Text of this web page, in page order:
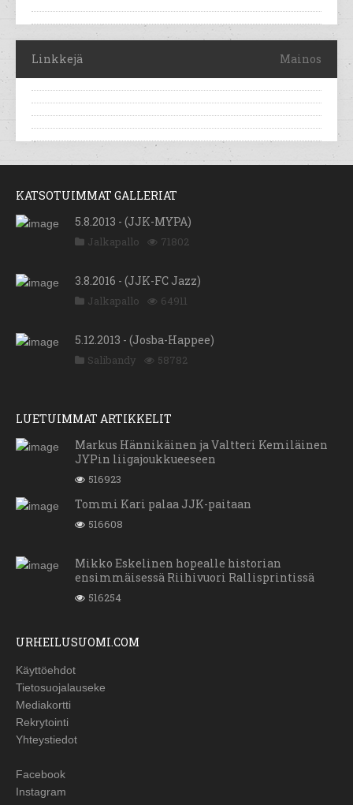
Linkkejä Mainos
KATSOTUIMMAT GALLERIAT
5.8.2013 - (JJK-MYPA)
Jalkapallo 71802
3.8.2016 - (JJK-FC Jazz)
Jalkapallo 64911
5.12.2013 - (Josba-Happee)
Salibandy 58782
LUETUIMMAT ARTIKKELIT
Markus Hännikäinen ja Valtteri Kemiläinen
JYPin liigajoukkueeseen
516923
Tommi Kari palaa JJK-paitaan
516608
Mikko Eskelinen hopealle historian
ensimmäisessä Riihivuori Rallisprintissä
516254
URHEILUSUOMI.COM
Käyttöehdot
Tietosuojalauseke
Mediakortti
Rekrytointi
Yhteystiedot
Facebook
Instagram